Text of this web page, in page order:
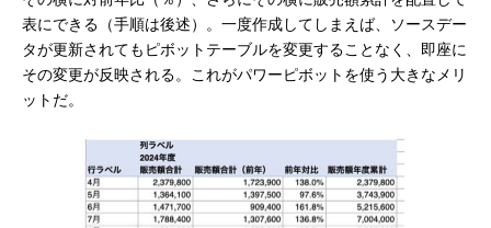
表にできる（手順は後述）。一度作成してしまえば、ソースデー
タが更新されてもピボットテーブルを変更することなく、即座に
その変更が反映される。これがパワーピボットを使う大きなメリ
ットだ。